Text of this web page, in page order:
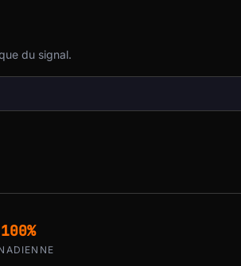
du signal.
100%